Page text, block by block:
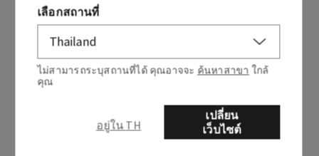
บทความนี้มีประโยชน์หรือไม่
0 จาก 0 พบว่ามีประโยชน์
เลือกสถานที่
ไม่สามารถระบุสถานที่ได้ คุณอาจจะ ค้นหาสาขา ใกล้
คุณ
อยู่ใน TH
เปลี่ยน
เว็บไซต์